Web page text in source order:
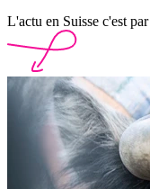
L'actu en Suisse c'est